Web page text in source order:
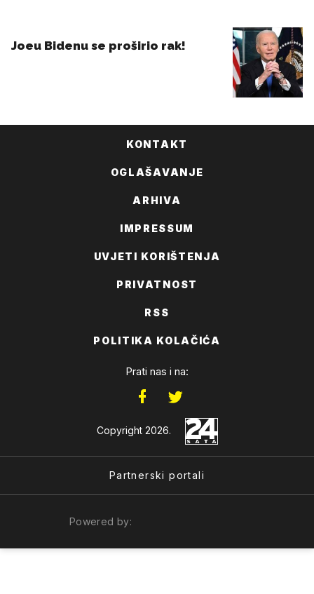
KONTAKT
OGLAŠAVANJE
ARHIVA
IMPRESSUM
UVJETI KORIŠTENJA
PRIVATNOST
RSS
POLITIKA KOLAČIĆA
Prati nas i na:
Copyright 2026.
Partnerski portali
Powered by: